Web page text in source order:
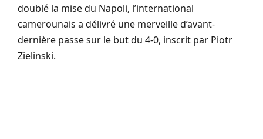
doublé la mise du Napoli, l’international
camerounais a délivré une merveille d’avant-
dernière passe sur le but du 4-0, inscrit par Piotr
Zielinski.